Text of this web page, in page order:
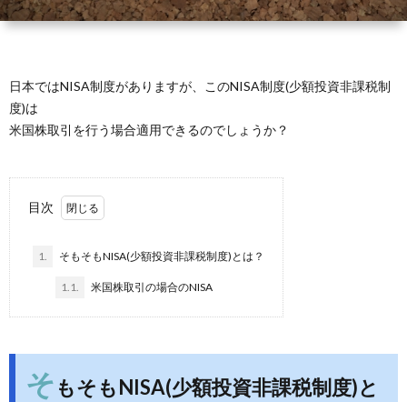
日本ではNISA制度がありますが、このNISA制度(少額投資非課税制
度)は
米国株取引を行う場合適用できるのでしょうか？
目次
1. そもそもNISA(少額投資非課税制度)とは？
1.1. 米国株取引の場合のNISA
そ もそもNISA(少額投資非課税制度)と